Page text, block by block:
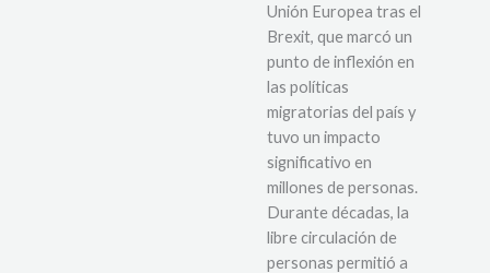
Unión Europea tras el
Brexit, que marcó un
punto de inflexión en
las políticas
migratorias del país y
tuvo un impacto
significativo en
millones de personas.
Durante décadas, la
libre circulación de
personas permitió a